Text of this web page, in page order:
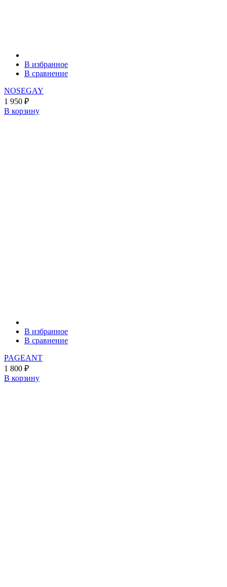
В избранное
В сравнение
NOSEGAY
1 950 ₽
В корзину
В избранное
В сравнение
PAGEANT
1 800 ₽
В корзину